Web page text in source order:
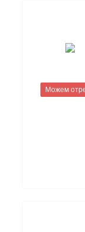
Можем